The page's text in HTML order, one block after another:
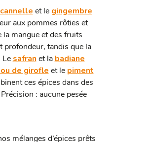
cannelle et le gingembre
aux pommes rôties et
la mangue et des fruits
profondeur, tandis que la
Le safran et la badiane
de girofle et le piment
ces épices dans des
: aucune pesée
mélanges d’épices prêts